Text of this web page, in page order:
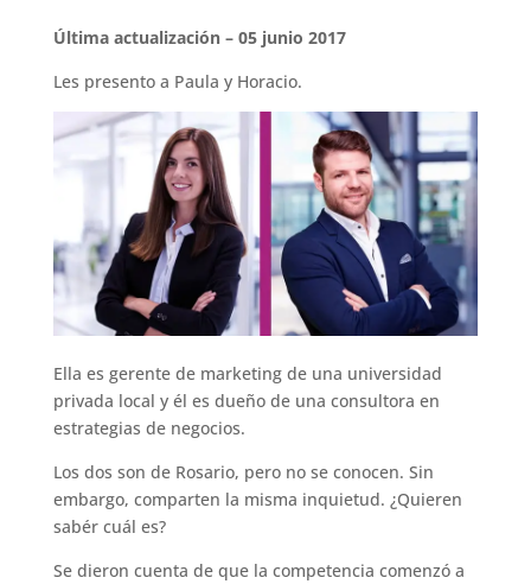
Última actualización – 05 junio 2017
Les presento a Paula y Horacio.
Ella es gerente de marketing de una universidad
privada local y él es dueño de una consultora en
estrategias de negocios.
Los dos son de Rosario, pero no se conocen. Sin
embargo, comparten la misma inquietud. ¿Quieren
sabér cuál es?
Se dieron cuenta de que la competencia comenzó a